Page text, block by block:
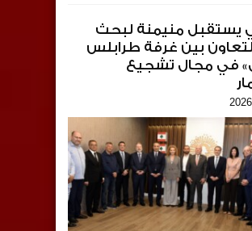
يستقبل منيمنة لبحث
بين غرفة طرابلس
في مجال تشجيع